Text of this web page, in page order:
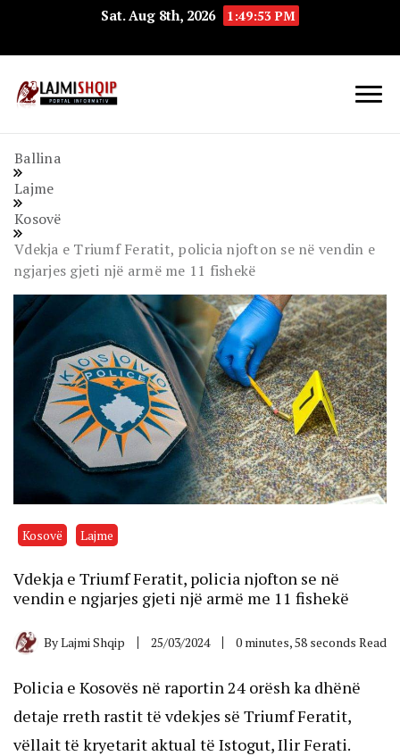
Sat. Aug 8th, 2026 1:49:54 PM
Ballina
Lajme
Kosovë
Vdekja e Triumf Feratit, policia njofton se në vendin e
ngjarjes gjeti një armë me 11 fishekë
Kosovë Lajme
Vdekja e Triumf Feratit, policia njofton se në
vendin e ngjarjes gjeti një armë me 11 fishekë
ByLajmi Shqip 25/03/2024 0 minutes, 58 seconds Read
Policia e Kosovës në raportin 24 orësh ka dhënë
detaje rreth rastit të vdekjes së Triumf Feratit,
vëllait të kryetarit aktual të Istogut, Ilir Ferati.